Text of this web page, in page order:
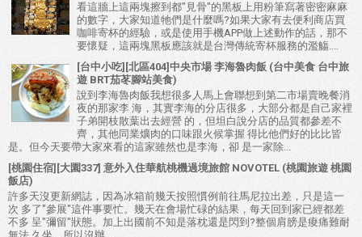
看這牆上這兩塊擦到都"見骨"的黑板上用粉筆寫著密密麻麻
的數字，大家知道牠們是什麼嗎?如果大家有去便利商店買
咖啡寄杯的經驗，或是使用手機APP做上述動作的話，那不
要懷疑，這兩塊黑板應該就是台灣傳統寄杯服務的濫觴....
[台中小吃][北區404]中央市場 李海魯肉飯 (台中美食 台中旅
遊 BRT茄苳腳站美食)
說到李海魯肉飯我想很多人馬上會聯想到第二市場賣晚餐消
夜的那家李 海，其實李海的分店很多，大部分都是自己家裡
子弟開枝散葉出去經營 的，但坦白說分店的品質都參差不
齊，其他同業爌肉的口味跟火候掌握 得比他們好的比比皆
是。但今天要帶大家來看的這家雖然也是李海，卻 是一家除...
[桃園住宿][大園337] 意外入住華航桃機過境旅館 NOVOTEL (桃園旅遊 桃園
飯店)
許多天沒更新網誌，因為冰箱前幾天按照慣例前往馬尼拉出差，只是這一
次 多了"參展"這件事要忙。幾天在會場忙碌的結果，每天回到家已經都差
不多 呈"彌留"狀態。加上出國前不知是落枕還是閃到?整個肩膀是痠痛難耐